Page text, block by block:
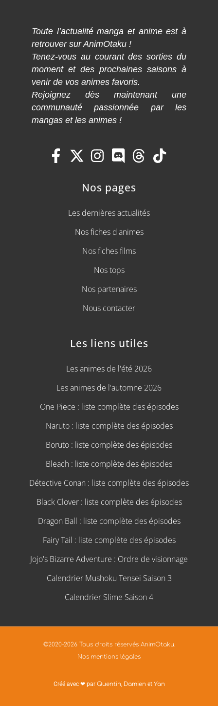
Toute l’actualité manga et anime est à
retrouver sur AnimOtaku !
Tenez-vous au courant des sorties du
moment et des prochaines saisons à
venir de vos animes favoris.
Rejoignez dès maintenant une
communauté passionnée par les
mangas et les animes !
Nos pages
Les dernières actualités
Nos fiches d'animes
Nos fiches films
Nos tops
Nos partenaires
Nous contacter
Les liens utiles
Les animes de l'été 2026
Les animes de l'automne 2026
One Piece : liste complète des épisodes
Naruto : liste complète des épisodes
Boruto : liste complète des épisodes
Bleach : liste complète des épisodes
Détective Conan : liste complète des épisodes
Black Clover : liste complète des épisodes
Dragon Ball : liste complète des épisodes
Fairy Tail : liste complète des épisodes
Jojo's Bizarre Adventure : Ordre de visionnage
Calendrier Mushoku Tensei Saison 3
Calendrier Slime Saison 4
©2020-2026 Tous droits réservés AnimOtaku.
Nos mentions légales
Créé avec ❤ par Quentin, Damienet Yan